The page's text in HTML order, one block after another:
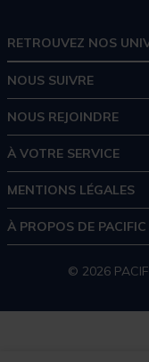
RETROUVEZ NOS
NOUS SUIVRE
NOUS REJOINDRE
À VOTRE SERVICE
MENTIONS LÉGALES
À PROPOS DE PACIFIC
© 2026